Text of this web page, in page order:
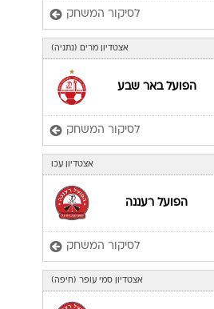
לסיקור המשחק
אצטדיון מרים (נתניה)
הפועל באר שבע
לסיקור המשחק
אצטדיון עכו
הפועל רעננה
לסיקור המשחק
אצטדיון סמי עופר (חיפה)